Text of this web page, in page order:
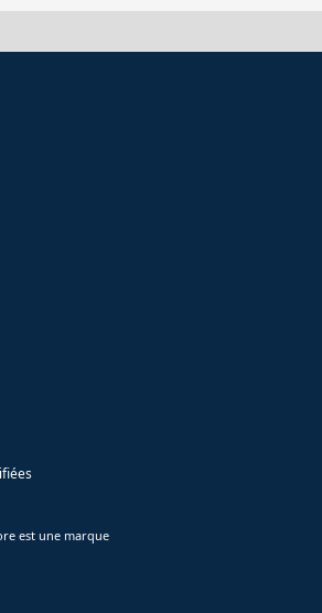
est une marque